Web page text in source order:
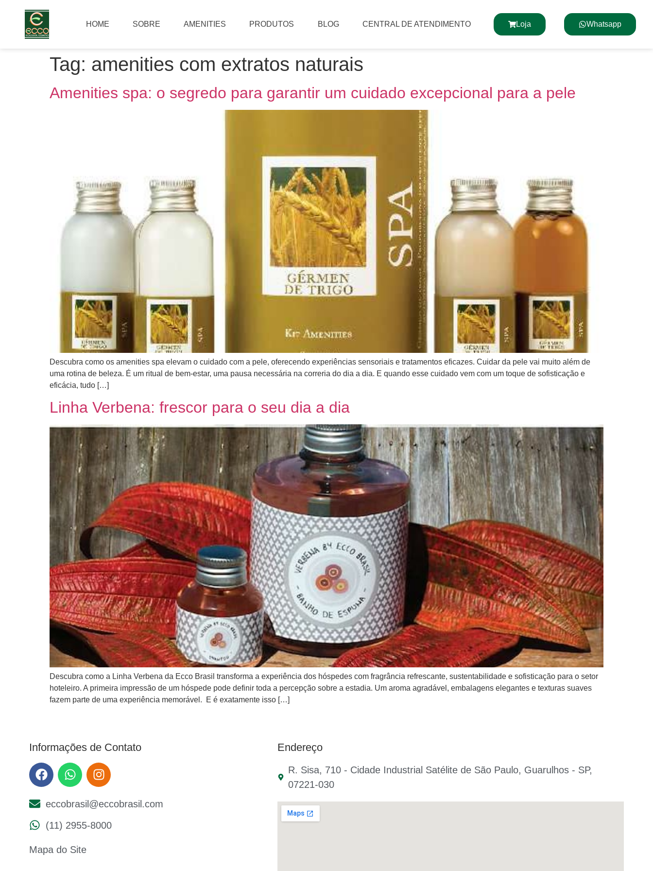
HOME SOBRE AMENITIES PRODUTOS BLOG CENTRAL DE ATENDIMENTO Loja Whatsapp
Tag: amenities com extratos naturais
Amenities spa: o segredo para garantir um cuidado excepcional para a pele
Descubra como os amenities spa elevam o cuidado com a pele, oferecendo experiências sensoriais e tratamentos eficazes. Cuidar da pele vai muito além de
uma rotina de beleza. É um ritual de bem-estar, uma pausa necessária na correria do dia a dia. E quando esse cuidado vem com um toque de sofisticação e
eficácia, tudo […]
Linha Verbena: frescor para o seu dia a dia
Descubra como a Linha Verbena da Ecco Brasil transforma a experiência dos hóspedes com fragrância refrescante, sustentabilidade e sofisticação para o setor
hoteleiro. A primeira impressão de um hóspede pode definir toda a percepção sobre a estadia. Um aroma agradável, embalagens elegantes e texturas suaves
fazem parte de uma experiência memorável. E é exatamente isso […]
Informações de Contato
eccobrasil@eccobrasil.com
(11) 2955-8000
Mapa do Site
Endereço
R. Sisa, 710 - Cidade Industrial Satélite de São Paulo, Guarulhos - SP,
07221-030